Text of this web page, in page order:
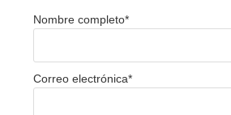
Nombre completo*
Correo electrónica*